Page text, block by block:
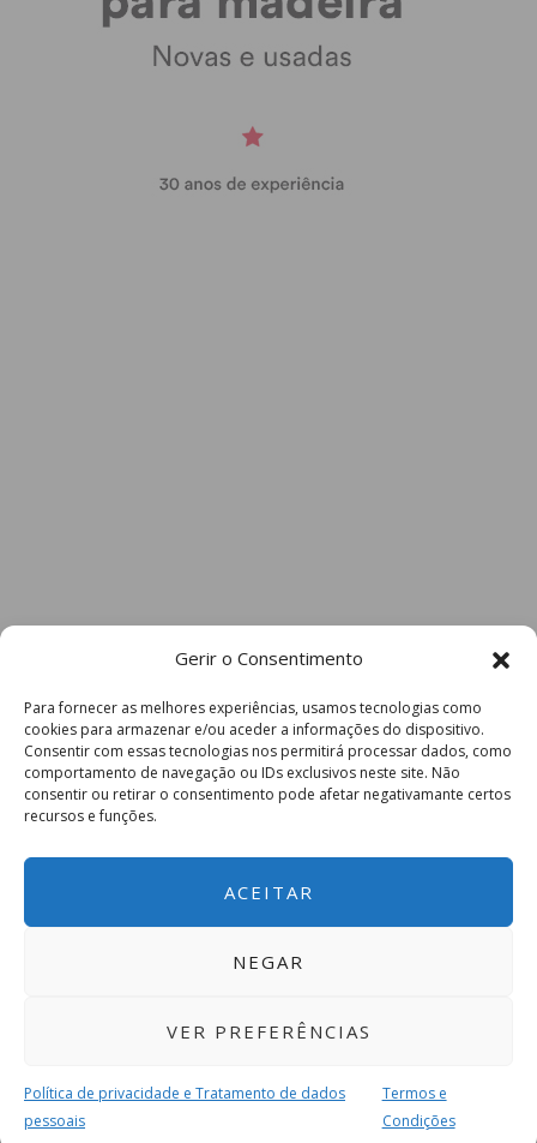
Gerir o Consentimento
Para fornecer as melhores experiências, usamos tecnologias como
cookies para armazenar e/ou aceder a informações do dispositivo.
Consentir com essas tecnologias nos permitirá processar dados, como
comportamento de navegação ou IDs exclusivos neste site. Não
consentir ou retirar o consentimento pode afetar negativamante certos
recursos e funções.
ACEITAR
NEGAR
VER PREFERÊNCIAS
Política de privacidade e Tratamento de dados
pessoais
Termos e
Condições